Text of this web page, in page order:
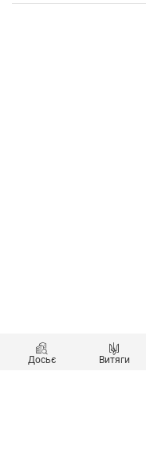
Досьє Витяги